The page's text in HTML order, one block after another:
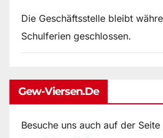
Die Geschäftsstelle bleibt
Schulferien geschlossen.
Gew-Viersen.de
Besuche uns auch auf der Seite